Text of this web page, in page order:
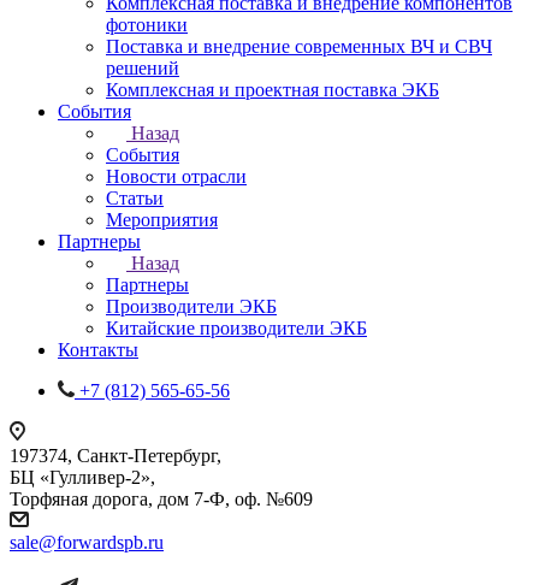
фотоники
Поставка и внедрение современных ВЧ и СВЧ
решений
Комплексная и проектная поставка ЭКБ
События
Назад
События
Новости отрасли
Статьи
Мероприятия
Партнеры
Назад
Партнеры
Производители ЭКБ
Китайские производители ЭКБ
Контакты
+7 (812) 565-65-56
197374, Санкт-Петербург,
БЦ «Гулливер-2»,
Торфяная дорога, дом 7-Ф, оф. №609
sale@forwardspb.ru